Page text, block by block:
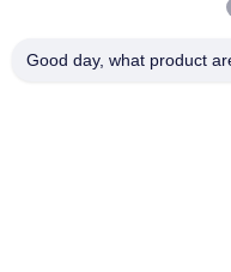
Le parc industriel de
Good day, what product